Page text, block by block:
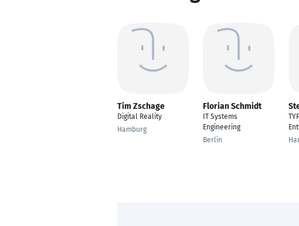
Tim Zschage
Digital Reality
Hamburg
Florian Schmidt
IT Systems
Engineering
Berlin